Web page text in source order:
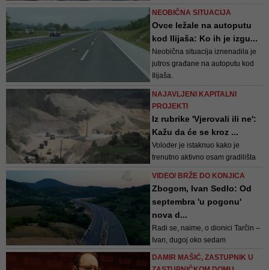
pet i pol kilometara, a na kojoj se
na koridoru 5c – tunel Bosna
(ranije tunel Golubinja), dužine
3,6 kilometara
NEOBIČNA SITUACIJA
Ovce ležale na autoputu
kod Ilijaša: Ko ih je izgu...
Neobična situacija iznenadila je
jutros građane na autoputu kod
Ilijaša.
NAJAVLJENI KAPITALNI
PROJEKTI
Iz rubrike 'Vjerovali ili ne':
Kažu da će se kroz ...
Voloder je istaknuo kako je
trenutno aktivno osam gradilišta
na kojima se gradi 38 novih
VIDEO/ BRŽE DO KONJICA
Zbogom, Ivan Sedlo: Od
septembra 'u pogonu'
nova d...
Radi se, naime, o dionici Tarčin –
Ivan, dugoj oko sedam
kilometara, koja uključuje i
dvocijevni tunel Ivan, tako da će
DAMIR MAŠIĆ, ZASTUPNIK U